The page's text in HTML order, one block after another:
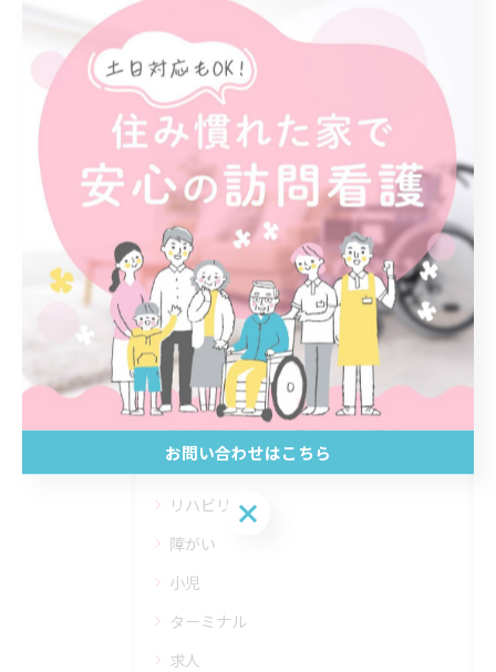
< 前のページ 一覧に戻る
関連タグ
#訪問看護 #理学療法士
カテゴリー Categories
全てのカテゴリー
訪問看護ステーションともに豊川
訪問看護ステーションともに蒲郡
リハビリ
障がい
小児
ターミナル
求人
お問い合わせはこちら
お問い合わせはこちら